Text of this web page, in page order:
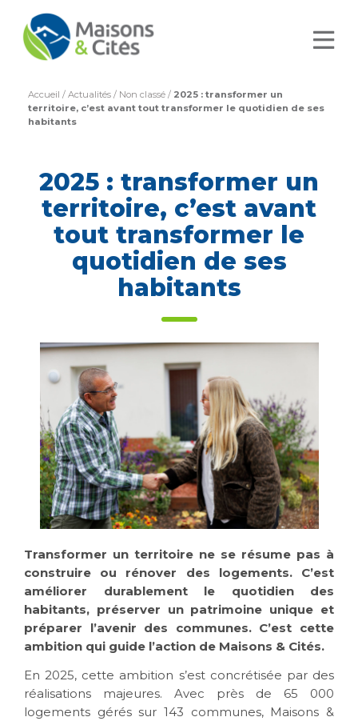
Accueil / Actualités / Non classé / 2025 : transformer un
territoire, c’est avant tout transformer le quotidien de ses
habitants
2025 : transformer un
territoire, c’est avant
tout transformer le
quotidien de ses
habitants
Transformer un territoire ne se résume pas à
construire ou rénover des logements. C’est
améliorer durablement le quotidien des
habitants, préserver un patrimoine unique et
préparer l’avenir des communes. C’est cette
ambition qui guide l’action de Maisons & Cités.
En 2025, cette ambition s’est concrétisée par des
réalisations majeures. Avec près de 65 000
logements gérés sur 143 communes, Maisons &